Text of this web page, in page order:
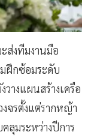
ส่งทีมงานมือ
ฝึกซ้อมระดับ
างแผนสร้างเครือ
จรตั้งแต่รากหญ้า
ลุมระหว่างปีการ